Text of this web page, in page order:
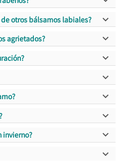
otros bálsamos labiales? 
agrietados? 




invierno? 
